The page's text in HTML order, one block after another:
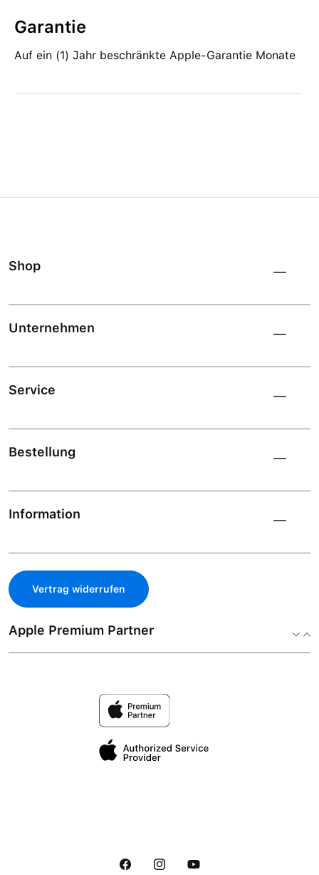
Garantie
Auf ein (1) Jahr beschränkte Apple-Garantie Monate
Shop
Unternehmen
Service
Bestellung
Information
Vertrag widerrufen
Apple Premium Partner